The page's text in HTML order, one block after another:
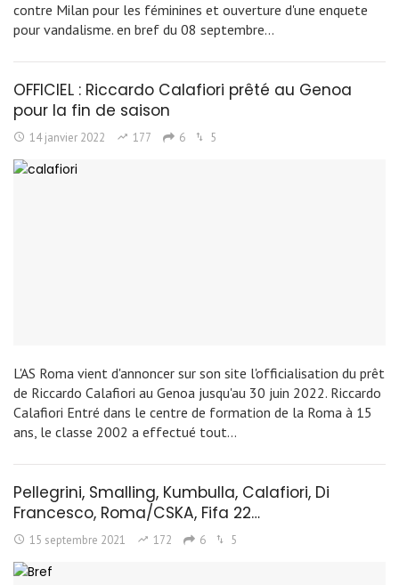
contre Milan pour les féminines et ouverture d'une enquete
pour vandalisme. en bref du 08 septembre…
OFFICIEL : Riccardo Calafiori prêté au Genoa
pour la fin de saison
14 janvier 2022 177 6 5
L'AS Roma vient d'annoncer sur son site l'officialisation du prêt
de Riccardo Calafiori au Genoa jusqu'au 30 juin 2022. Riccardo
Calafiori Entré dans le centre de formation de la Roma à 15
ans, le classe 2002 a effectué tout…
Pellegrini, Smalling, Kumbulla, Calafiori, Di
Francesco, Roma/CSKA, Fifa 22…
15 septembre 2021 172 6 5